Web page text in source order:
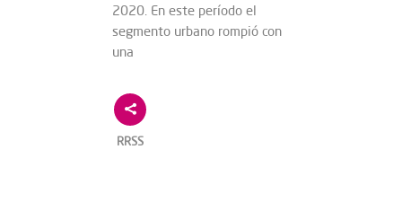
2020. En este período el
segmento urbano rompió con
una
RRSS